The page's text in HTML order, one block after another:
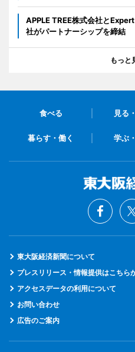
APPLE TREE株式会社と
社がパートナーシップを締結
もっと
食べる 見る
暮らす・働く 学ぶ
東大阪経済新聞について
プレスリリース・情報提供はこちら
アクセスデータの利用について
お問い合わせ
広告のご案内